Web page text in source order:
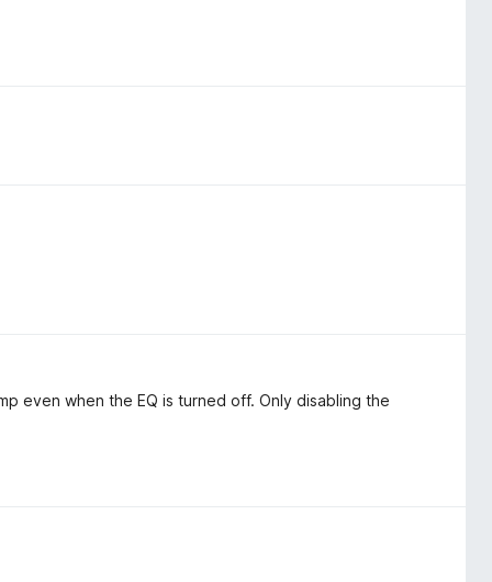
even when the EQ is turned off. Only disabling the